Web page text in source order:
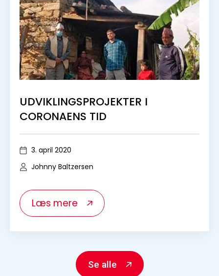
UDVIKLINGSPROJEKTER I
CORONAENS TID
3. april 2020
Johnny Baltzersen
Læs mere
Se alle